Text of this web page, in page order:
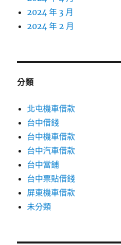
2024 年 3 月
2024 年 2 月
分類
北屯機車借款
台中借錢
台中機車借款
台中汽車借款
台中當鋪
台中票貼借錢
屏東機車借款
未分類